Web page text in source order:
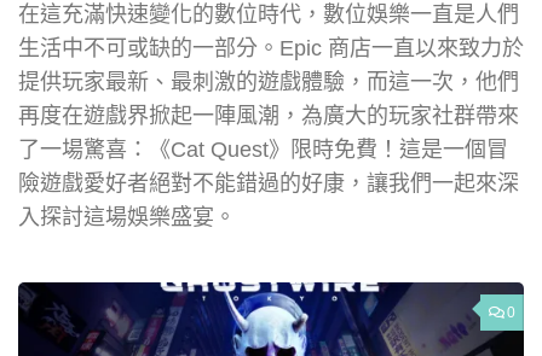
在這充滿快速變化的數位時代，數位娛樂一直是人們
生活中不可或缺的一部分。Epic 商店一直以來致力於
提供玩家最新、最刺激的遊戲體驗，而這一次，他們
再度在遊戲界掀起一陣風潮，為廣大的玩家社群帶來
了一場驚喜：《Cat Quest》限時免費！這是一個冒
險遊戲愛好者絕對不能錯過的好康，讓我們一起來深
入探討這場娛樂盛宴。
0